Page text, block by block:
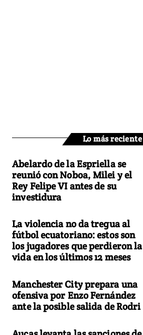
Lo más reciente
Abelardo de la Espriella se
reunió con Noboa, Milei y el
Rey Felipe VI antes de su
investidura
La violencia no da tregua al
fútbol ecuatoriano: estos son
los jugadores que perdieron la
vida en los últimos 12 meses
Manchester City prepara una
ofensiva por Enzo Fernández
ante la posible salida de Rodri